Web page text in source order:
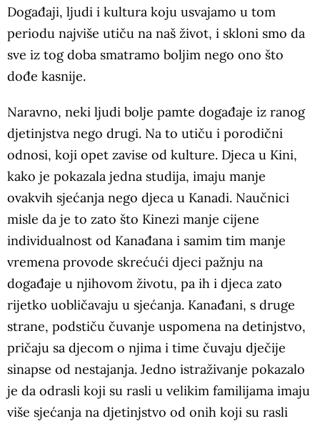
Događaji, ljudi i kultura koju usvajamo u tom
periodu najviše utiču na naš život, i skloni smo da
sve iz tog doba smatramo boljim nego ono što
dođe kasnije.
Naravno, neki ljudi bolje pamte događaje iz ranog
djetinjstva nego drugi. Na to utiču i porodični
odnosi, koji opet zavise od kulture. Djeca u Kini,
kako je pokazala jedna studija, imaju manje
ovakvih sjećanja nego djeca u Kanadi. Naučnici
misle da je to zato što Kinezi manje cijene
individualnost od Kanađana i samim tim manje
vremena provode skrećući djeci pažnju na
događaje u njihovom životu, pa ih i djeca zato
rijetko uobličavaju u sjećanja. Kanađani, s druge
strane, podstiču čuvanje uspomena na detinjstvo,
pričaju sa djecom o njima i time čuvaju dječije
sinapse od nestajanja. Jedno istraživanje pokazalo
je da odrasli koji su rasli u velikim familijama imaju
više sjećanja na djetinjstvo od onih koji su rasli